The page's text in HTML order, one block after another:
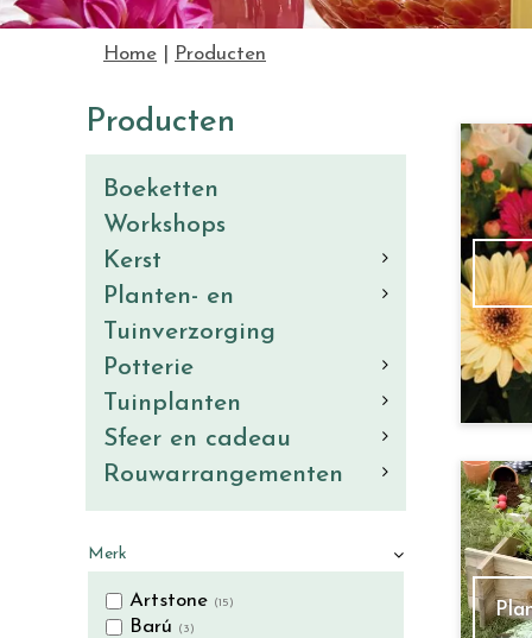
Home Producten
Producten
Boeketten
Workshops
Kerst
Planten- en
Tuinverzorging
Potterie
Tuinplanten
Sfeer en cadeau
Rouwarrangementen
Merk
Artstone (15)
Barú (3)